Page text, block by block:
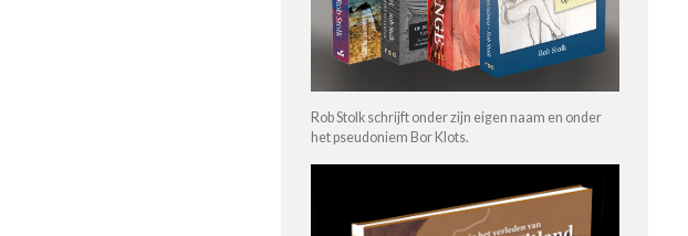
Rob Stolk schrijft onder zijn eigen naam en onder
het pseudoniem Bor Klots.